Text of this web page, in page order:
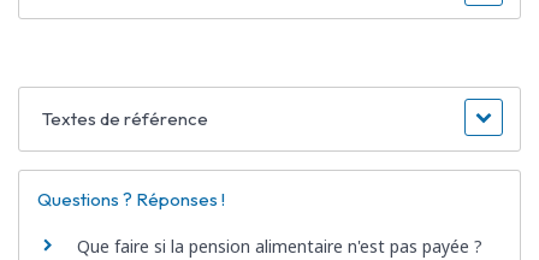
Textes de référence
Questions ? Réponses !
Que faire si la pension alimentaire n'est pas payée ?